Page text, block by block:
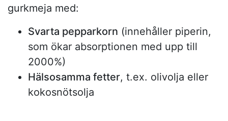
gurkmeja med:
Svarta pepparkorn (innehåller piperin,
som ökar absorptionen med upp till
2000%)
Hälsosamma fetter, t.ex. olivolja eller
kokosnötsolja